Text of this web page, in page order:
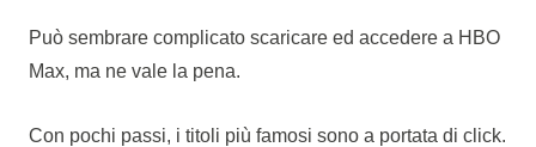
Può sembrare complicato scaricare ed accedere a HBO
Max, ma ne vale la pena.
Con pochi passi, i titoli più famosi sono a portata di click.